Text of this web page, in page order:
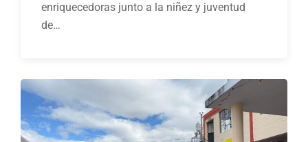
enriquecedoras junto a la niñez y juventud
de…